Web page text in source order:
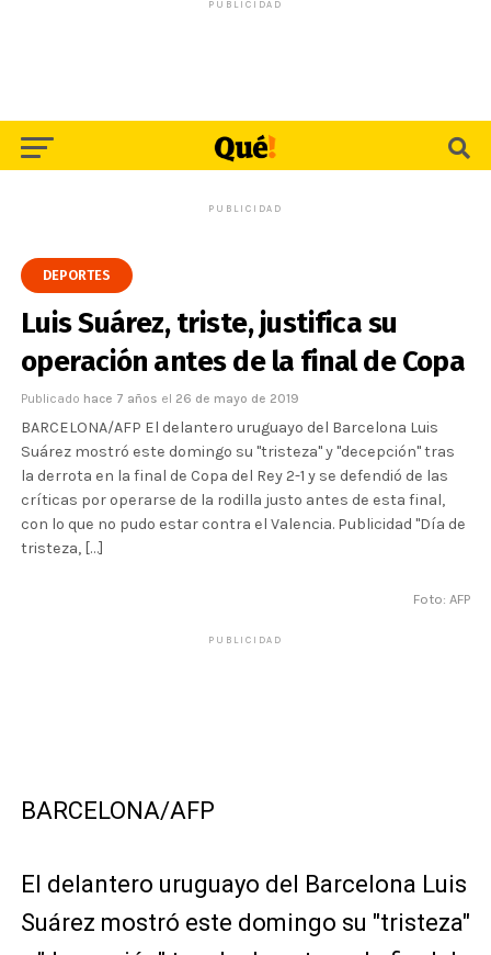
PUBLICIDAD
PUBLICIDAD
DEPORTES
Luis Suárez, triste, justifica su
operación antes de la final de Copa
Publicado hace 7 años el 26 de mayo de 2019
BARCELONA/AFP El delantero uruguayo del Barcelona Luis
Suárez mostró este domingo su "tristeza" y "decepción" tras
la derrota en la final de Copa del Rey 2-1 y se defendió de las
críticas por operarse de la rodilla justo antes de esta final,
con lo que no pudo estar contra el Valencia. Publicidad "Día de
tristeza, […]
Foto: AFP
PUBLICIDAD
BARCELONA/AFP
El delantero uruguayo del Barcelona Luis
Suárez mostró este domingo su "tristeza"